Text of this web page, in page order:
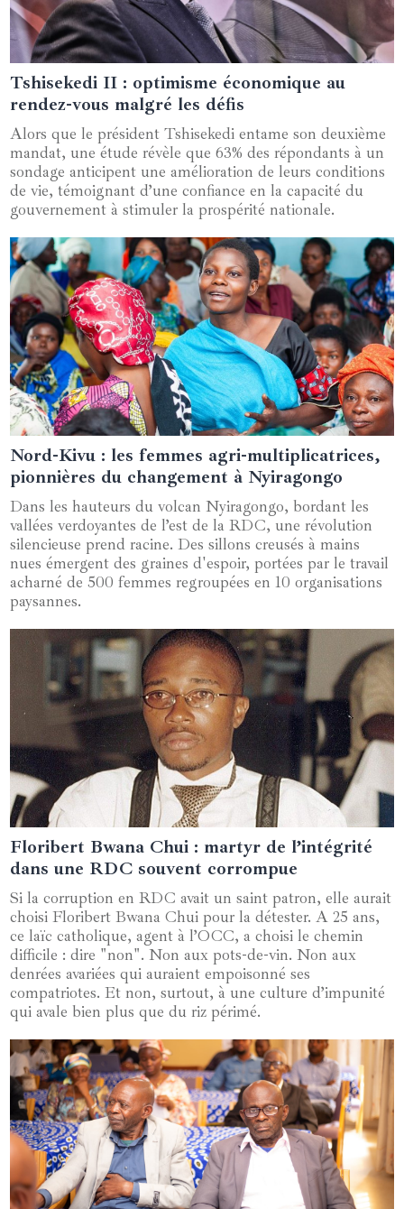
05 juin 2024
Tshisekedi II : optimisme économique au
rendez-vous malgré les défis
Alors que le président Tshisekedi entame son deuxième
mandat, une étude révèle que 63% des répondants à un
sondage anticipent une amélioration de leurs conditions
de vie, témoignant d’une confiance en la capacité du
gouvernement à stimuler la prospérité nationale.
14 janvier 2025
Nord-Kivu : les femmes agri-multiplicatrices,
pionnières du changement à Nyiragongo
Dans les hauteurs du volcan Nyiragongo, bordant les
vallées verdoyantes de l’est de la RDC, une révolution
silencieuse prend racine. Des sillons creusés à mains
nues émergent des graines d'espoir, portées par le travail
acharné de 500 femmes regroupées en 10 organisations
paysannes.
26 novembre 2024
Floribert Bwana Chui : martyr de l’intégrité
dans une RDC souvent corrompue
Si la corruption en RDC avait un saint patron, elle aurait
choisi Floribert Bwana Chui pour la détester. A 25 ans,
ce laïc catholique, agent à l’OCC, a choisi le chemin
difficile : dire "non". Non aux pots-de-vin. Non aux
denrées avariées qui auraient empoisonné ses
compatriotes. Et non, surtout, à une culture d’impunité
qui avale bien plus que du riz périmé.